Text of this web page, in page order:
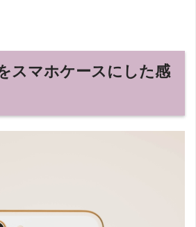
スマホケースにした感